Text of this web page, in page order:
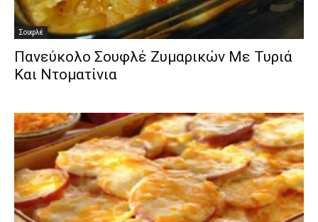
Σουφλέ
Πανεύκολο Σουφλέ Ζυμαρικών Με Τυριά
Και Ντοματίνια